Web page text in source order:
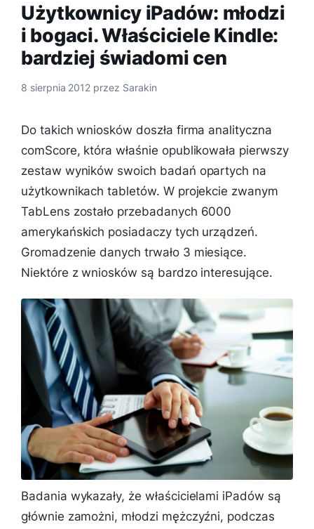
Użytkownicy iPadów: młodzi
i bogaci. Właściciele Kindle:
bardziej świadomi cen
8 sierpnia 2012 przez Sarakin
Do takich wniosków doszła firma analityczna
comScore, która właśnie opublikowała pierwszy
zestaw wyników swoich badań opartych na
użytkownikach tabletów. W projekcie zwanym
TabLens zostało przebadanych 6000
amerykańskich posiadaczy tych urządzeń.
Gromadzenie danych trwało 3 miesiące.
Niektóre z wniosków są bardzo interesujące.
Badania wykazały, że właścicielami iPadów są
głównie zamożni, młodzi mężczyźni, podczas